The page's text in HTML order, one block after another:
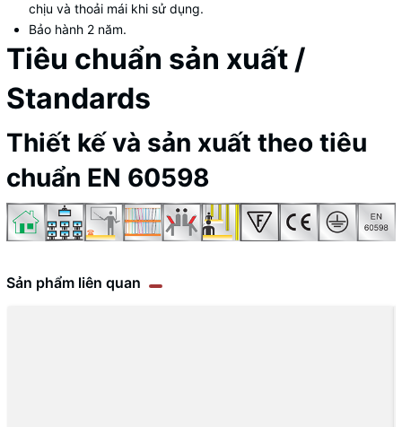
chịu và thoải mái khi sử dụng.
Bảo hành 2 năm.
Tiêu chuẩn sản xuất /
Standards
Thiết kế và sản xuất theo tiêu
chuẩn EN 60598
Sản phẩm liên quan